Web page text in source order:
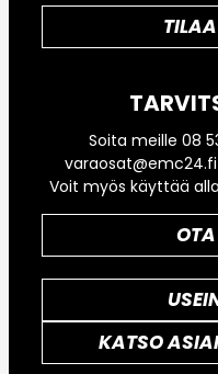
Soita meille 08
Voit myös käyttää
KATSO